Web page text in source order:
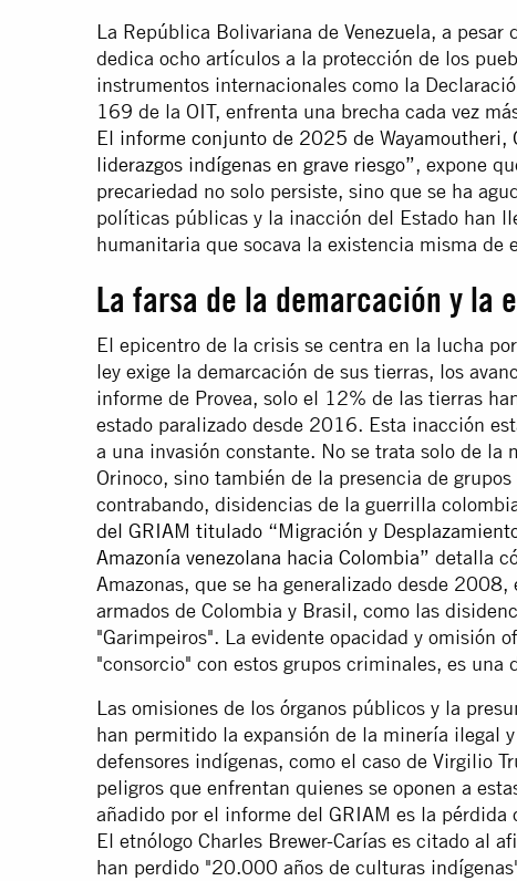
La República Bolivariana de Venezuela, a
dedica ocho artículos a la protección de los
instrumentos internacionales como la
169 de la OIT, enfrenta una brecha cada vez
El informe conjunto de 2025 de Wayamoutheri,
liderazgos indígenas en grave riesgo”, expone
precariedad no solo persiste, sino que se ha
políticas públicas y la inacción del Estado han
humanitaria que socava la existencia misma de
La farsa de la demarcación y la
El epicentro de la crisis se centra en la lucha
ley exige la demarcación de sus tierras, los
informe de Provea, solo el 12% de las tierras
estado paralizado desde 2016. Esta inacción
a una invasión constante. No se trata solo de la
Orinoco, sino también de la presencia de
contrabando, disidencias de la guerrilla
del GRIAM titulado “Migración y
Amazonía venezolana hacia Colombia” detalla
Amazonas, que se ha generalizado desde
armados de Colombia y Brasil, como las
"Garimpeiros". La evidente opacidad y omisión
"consorcio" con estos grupos criminales, es
Las omisiones de los órganos públicos y la
han permitido la expansión de la minería ilegal
defensores indígenas, como el caso de Virgilio
peligros que enfrentan quienes se oponen a
añadido por el informe del GRIAM es la
El etnólogo Charles Brewer-Carías es citado al
han perdido "20.000 años de culturas